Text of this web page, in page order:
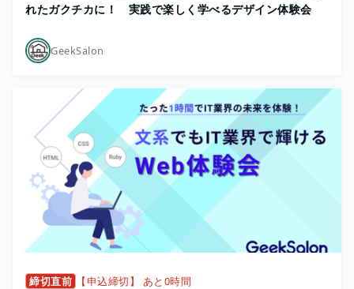
れたガクチカに！ 実践で楽しく学べるデザイン体験会
GeekSalon
締切直前 【申込締切】 あと0時間